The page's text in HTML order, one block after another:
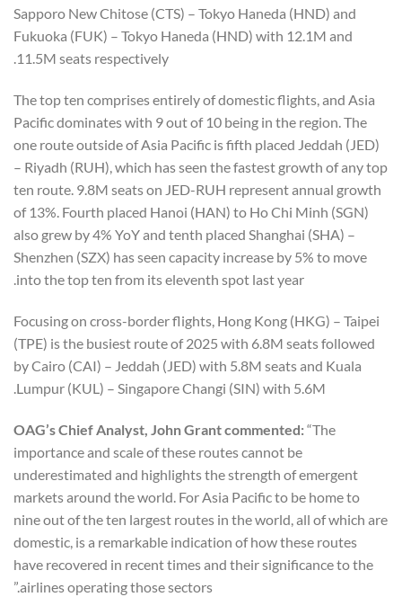
Sapporo New Chitose (CTS) – Tokyo Haneda (HND) and
Fukuoka (FUK) – Tokyo Haneda (HND) with 12.1M and
11.5M seats respectively.
The top ten comprises entirely of domestic flights, and Asia
Pacific dominates with 9 out of 10 being in the region. The
one route outside of Asia Pacific is fifth placed Jeddah (JED)
– Riyadh (RUH), which has seen the fastest growth of any top
ten route. 9.8M seats on JED-RUH represent annual growth
of 13%. Fourth placed Hanoi (HAN) to Ho Chi Minh (SGN)
also grew by 4% YoY and tenth placed Shanghai (SHA) –
Shenzhen (SZX) has seen capacity increase by 5% to move
into the top ten from its eleventh spot last year.
Focusing on cross-border flights, Hong Kong (HKG) – Taipei
(TPE) is the busiest route of 2025 with 6.8M seats followed
by Cairo (CAI) – Jeddah (JED) with 5.8M seats and Kuala
Lumpur (KUL) – Singapore Changi (SIN) with 5.6M.
OAG’s Chief Analyst, John Grant commented:“The
importance and scale of these routes cannot be
underestimated and highlights the strength of emergent
markets around the world. For Asia Pacific to be home to
nine out of the ten largest routes in the world, all of which are
domestic, is a remarkable indication of how these routes
have recovered in recent times and their significance to the
airlines operating those sectors.”